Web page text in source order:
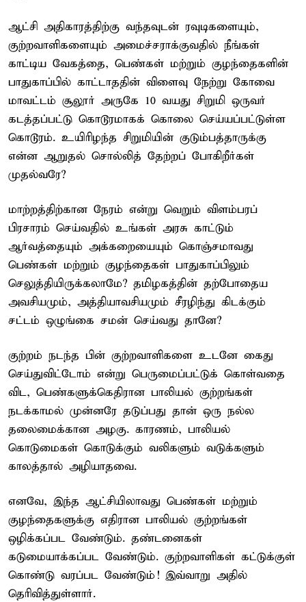
ஆட்சி அதிகாரத்திற்கு வந்தவுடன் ரவுடிகளையும்,
குற்றவாளிகளையும் அமைச்சராக்குவதில் நீங்கள்
காட்டிய வேகத்தை, பெண்கள் மற்றும் குழந்தைகளின்
பாதுகாப்பில் காட்டாததின் விளைவு நேற்று கோவை
மாவட்டம் சூலூர் அருகே 10 வயது சிறுமி ஒருவர்
கடத்தப்பட்டு கொடூரமாகக் கொலை செய்யப்பட்டுள்ள
கொடூரம். உயிரிழந்த சிறுமியின் குடும்பத்தாருக்கு
என்ன ஆறுதல் சொல்லித் தேற்றப் போகிறீர்கள்
முதல்வரே?
மாற்றத்திற்கான நேரம் என்று வெறும் விளம்பரப்
பிரசாரம் செய்வதில் உங்கள் அரசு காட்டும்
ஆர்வத்தையும் அக்கறையையும் கொஞ்சமாவது
பெண்கள் மற்றும் குழந்தைகள் பாதுகாப்பிலும்
செலுத்தியிருக்கலாமே? தமிழகத்தின் தற்போதைய
அவசியமும், அத்தியாவசியமும் சீரழிந்து கிடக்கும்
சட்டம் ஒழுங்கை சமன் செய்வது தானே?
குற்றம் நடந்த பின் குற்றவாளிகளை உடனே கைது
செய்துவிட்டோம் என்று பெருமைப்பட்டுக் கொள்வதை
விட, பெண்களுக்கெதிரான பாலியல் குற்றங்கள்
நடக்காமல் முன்னரே தடுப்பது தான் ஒரு நல்ல
தலைமைக்கான அழகு. காரணம், பாலியல்
கொடுமைகள் கொடுக்கும் வலிகளும் வடுக்களும்
காலத்தால் அழியாதவை.
எனவே, இந்த ஆட்சியிலாவது பெண்கள் மற்றும்
குழந்தைகளுக்கு எதிரான பாலியல் குற்றங்கள்
ஒழிக்கப்பட வேண்டும். தண்டனைகள்
கடுமையாக்கப்பட வேண்டும். குற்றவாளிகள் கட்டுக்குள்
கொண்டு வரப்பட வேண்டும்! இவ்வாறு அதில்
தெரிவித்துள்ளார்.